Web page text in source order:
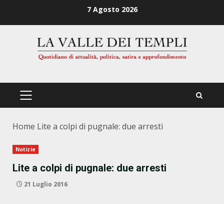
7 Agosto 2026
PRIMÄRES
Home Lite a colpi di pugnale: due arresti
Notizie
Lite a colpi di pugnale: due arresti
21 Luglio 2016